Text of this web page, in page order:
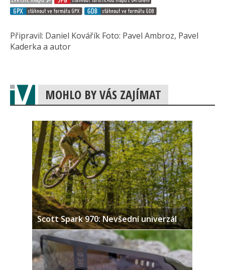
Připravil: Daniel Kovářík Foto: Pavel Ambroz, Pavel
Kaderka a autor
MOHLO BY VÁS ZAJÍMAT
Scott Spark 970: Nevšední univerzál